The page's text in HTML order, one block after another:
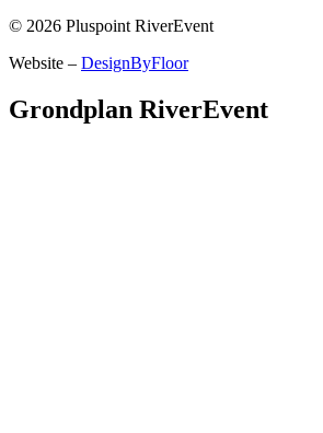
© 2026 Pluspoint RiverEvent
Website – DesignByFloor
Grondplan RiverEvent